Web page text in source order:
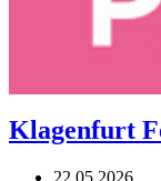
Klagenfurt